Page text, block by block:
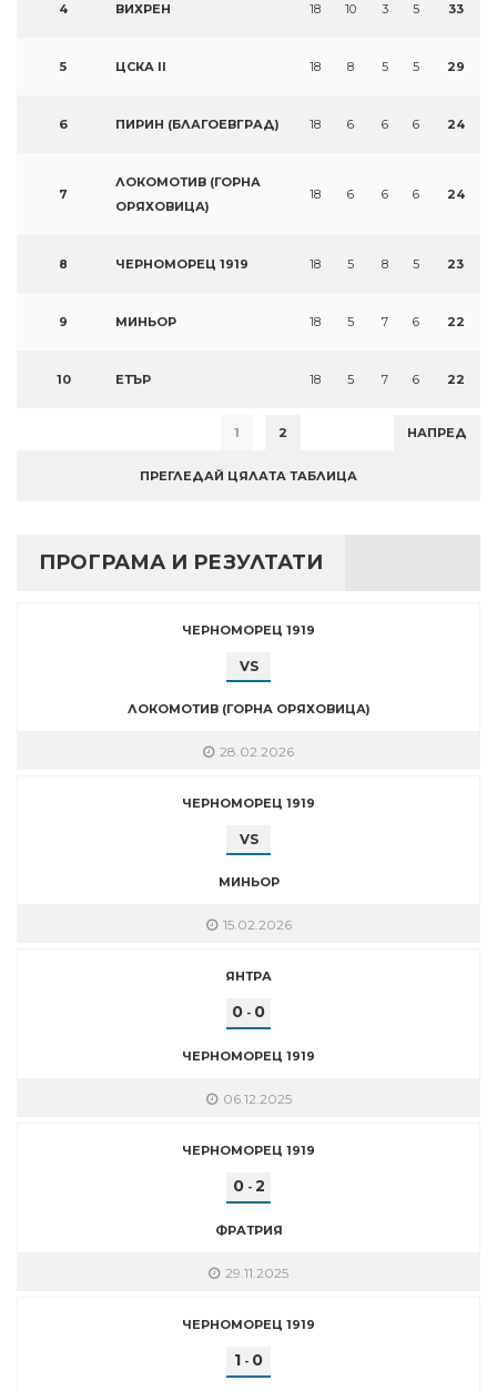
4 ВИХРЕН 18 10 3 5 33
5 ЦСКА II 18 8 5 5 29
6 ПИРИН (БЛАГОЕВГРАД) 18 6 6 6 24
7
ЛОКОМОТИВ (ГОРНА
ОРЯХОВИЦА)
18 6 6 6 24
8 ЧЕРНОМОРЕЦ 1919 18 5 8 5 23
9 МИНЬОР 18 5 7 6 22
10 ЕТЪР 18 5 7 6 22
1 2 НАПРЕД
ПРЕГЛЕДАЙ ЦЯЛАТА ТАБЛИЦА
ПРОГРАМА И РЕЗУЛТАТИ
ЧЕРНОМОРЕЦ 1919
VS
ЛОКОМОТИВ (ГОРНА ОРЯХОВИЦА)
28.02.2026
ЧЕРНОМОРЕЦ 1919
VS
МИНЬОР
15.02.2026
ЯНТРА
0 - 0
ЧЕРНОМОРЕЦ 1919
06.12.2025
ЧЕРНОМОРЕЦ 1919
0- 2
ФРАТРИЯ
29.11.2025
ЧЕРНОМОРЕЦ 1919
1 - 0